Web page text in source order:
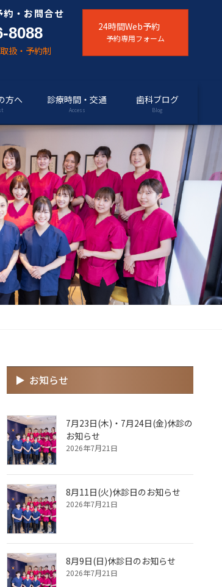
約・お問合せ
8088
扱・予約制
24時間Web予約
予約専用フォーム
方へ 診療時間・交通
Access
歯科ブログ
Blog
お知らせ
7月23日(木)・7月24日(金)休診の
お知らせ
2026年7月21日
8月11日(火)休診日のお知らせ
2026年7月21日
8月9日(日)休診日のお知らせ
2026年7月21日